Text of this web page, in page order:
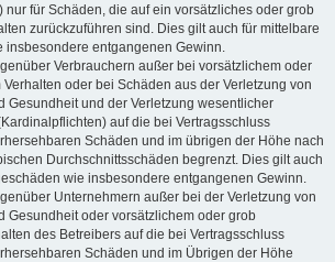
nur für Schäden, die auf ein vorsätzliches oder grob
zurückzuführen sind. Dies gilt auch für mittelbare
insbesondere entgangenen Gewinn.
Verbrauchern außer bei vorsätzlichem oder
oder bei Schäden aus der Verletzung von
Gesundheit und der Verletzung wesentlicher
auf die bei Vertragsschluss
Schäden und im übrigen der Höhe nach
Durchschnittsschäden begrenzt. Dies gilt auch
wie insbesondere entgangenen Gewinn.
Unternehmern außer bei der Verletzung von
Gesundheit oder vorsätzlichem oder grob
des Betreibers auf die bei Vertragsschluss
Schäden und im Übrigen der Höhe